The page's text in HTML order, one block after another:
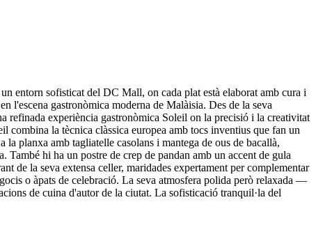
entorn sofisticat del DC Mall, on cada plat està elaborat amb cura i
l'escena gastronòmica moderna de Malàisia. Des de la seva
refinada experiència gastronòmica Soleil on la precisió i la creativitat
la tècnica clàssica europea amb tocs inventius que fan un
planxa amb tagliatelle casolans i mantega de ous de bacallà,
hi ha un postre de crep de pandan amb un accent de gula
de la seva extensa celler, maridades expertament per complementar
o àpats de celebració. La seva atmosfera polida però relaxada —
de cuina d'autor de la ciutat. La sofisticació tranquil·la del